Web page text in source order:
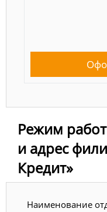
Режим
и адрес
Кредит»
Наименование